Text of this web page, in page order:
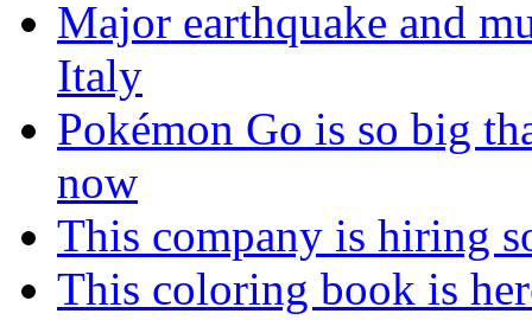
Major earthquake and
Italy
Pokémon Go is so big
now
This company is hiring
This coloring book is